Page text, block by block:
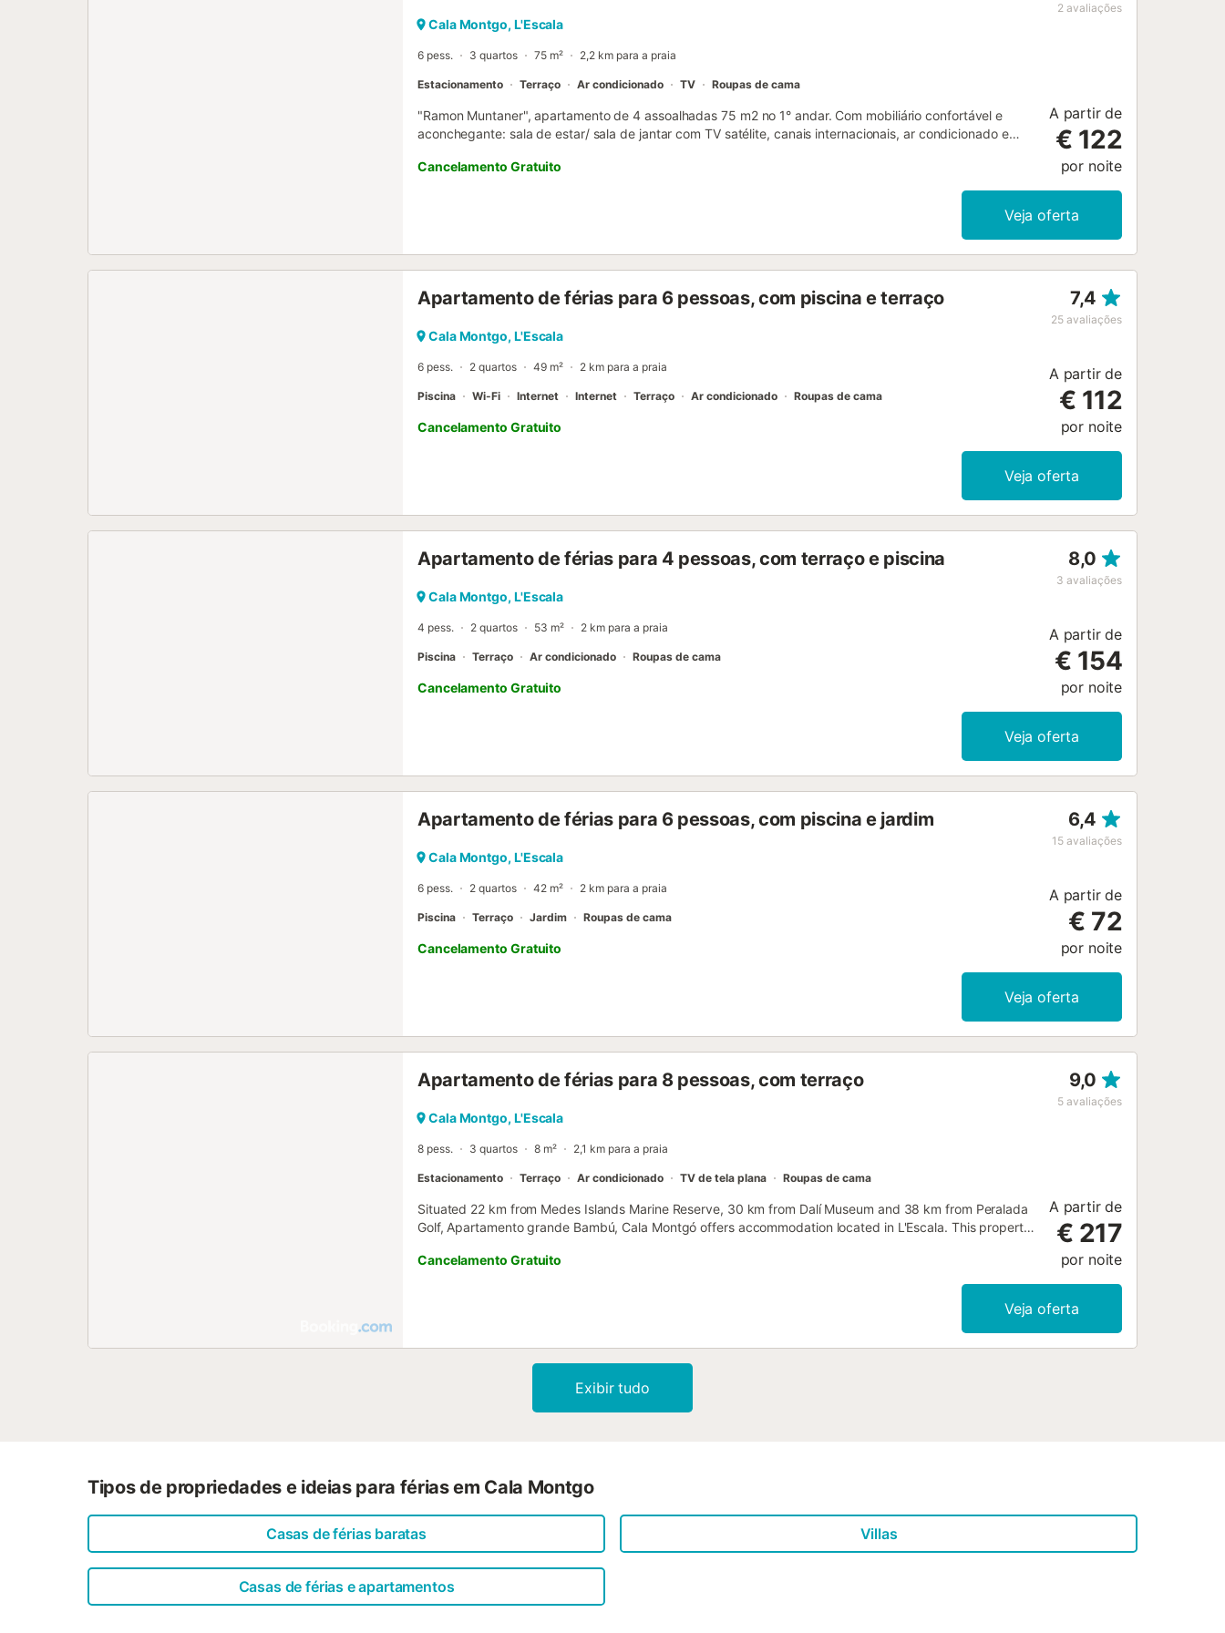
2 avaliações
Cala Montgo, L'Escala
6 pess. 3 quartos 75 m² 2,2 km para a praia
Estacionamento Terraço Ar condicionado TV Roupas de cama
"Ramon Muntaner", apartamento de 4 assoalhadas 75 m2 no 1° andar. Com mobiliário confortável e
aconchegante: sala de estar/ sala de jantar com TV satélite, canais internacionais, ar condicionado e
comprimento). 1 quarto com 2 camas (90 cm, 200 cm de comprimento). 1 quarto, sem armário com 1 x
2 beliches (90 cm, 190 cm de comprimento), saída ao terraço. Cozinha (forno, Máquina de lavar loiçã 4
placas de vitrocerâmica, microondas, máquina de café eléctrica), saída ao terraço. Banheira/bidê/WC,
dispõe de: máquina de lavar a roupa. Vaga de estacionamento. Por favor, a ter em conta: apartamento
Cancelamento Gratuito
A partir de
€ 122
por noite
Veja oferta
Apartamento de férias para 6 pessoas, com piscina e terraço 7,4
25 avaliações
Cala Montgo, L'Escala
6 pess. 2 quartos 49 m² 2 km para a praia
Piscina Wi-Fi Internet Internet Terraço Ar condicionado Roupas de cama
Cancelamento Gratuito
A partir de
€ 112
por noite
Veja oferta
Apartamento de férias para 4 pessoas, com terraço e piscina 8,0
3 avaliações
Cala Montgo, L'Escala
4 pess. 2 quartos 53 m² 2 km para a praia
Piscina Terraço Ar condicionado Roupas de cama
Cancelamento Gratuito
A partir de
€ 154
por noite
Veja oferta
Apartamento de férias para 6 pessoas, com piscina e jardim 6,4
15 avaliações
Cala Montgo, L'Escala
6 pess. 2 quartos 42 m² 2 km para a praia
Piscina Terraço Jardim Roupas de cama
Cancelamento Gratuito
A partir de
€ 72
por noite
Veja oferta
Apartamento de férias para 8 pessoas, com terraço 9,0
5 avaliações
Cala Montgo, L'Escala
8 pess. 3 quartos 8 m² 2,1 km para a praia
Estacionamento Terraço Ar condicionado TV de tela plana Roupas de cama
Situated 22 km from Medes Islands Marine Reserve, 30 km from Dalí Museum and 38 km from Peralada
Golf, Apartamento grande Bambú, Cala Montgó offers accommodation located in L'Escala. This property
Cancelamento Gratuito
A partir de
€ 217
por noite
Veja oferta
Exibir tudo
Tipos de propriedades e ideias para férias em Cala Montgo
Casas de férias baratas Villas
Casas de férias e apartamentos